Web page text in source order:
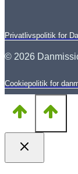
Privatlivspolitik for
© 2026
Cookiepolitik for